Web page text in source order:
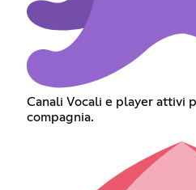
Canali Vocali e player attivi
compagnia.